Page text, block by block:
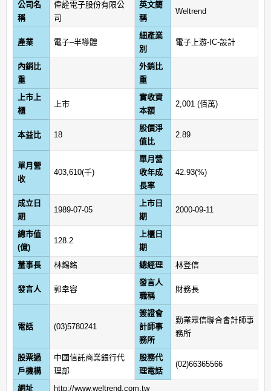
公司名
稱
偉詮電子股份有限公
司
英文簡
稱
Weltrend
產業 電子–半導體
細產業
別
電子上游-IC-設計
內銷比
重
外銷比
重
上市上
櫃
上市
實收資
本額
2,001 (佰萬)
本益比 18
股價淨
值比
2.89
單月營
收
403,610(千)
單月營
收年成
長率
42.93(%)
成立日
期
1989-07-05
上市日
期
2000-09-11
總市值
(億)
128.2
上櫃日
期
董事長
林錫銘 總經理 林登信
發言人 郭幸容
發言人
職稱
財務長
電話 (03)5780241
簽證會
計師事
務所
勤業眾信聯合會計師事
務所
股票過
戶機構
中國信託商業銀行代
理部
股務代
理電話
(02)66365566
網址
http://www.weltrend.com.tw